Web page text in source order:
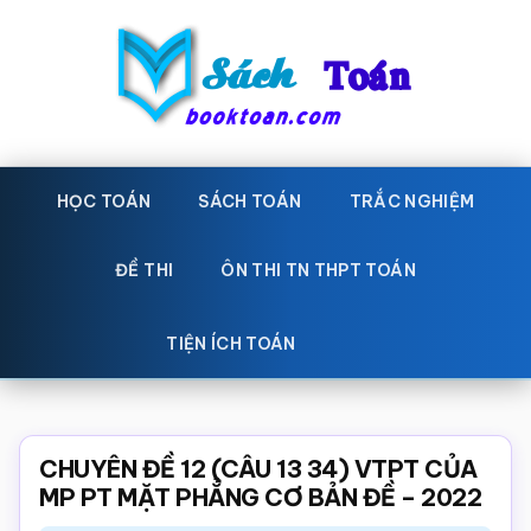
Sách
Toán
toán
Học
toán,
giáo
Toán,
trắc
HỌC TOÁN SÁCH TOÁN TRẮC NGHIỆM
ĐỀ THI ÔN THI TN THPT TOÁN
TIỆN ÍCH TOÁN
CHUYÊN ĐỀ 12 (CÂU 13 34) VTPT CỦA
MP PT MẶT PHẲNG CƠ BẢN ĐỀ – 2022